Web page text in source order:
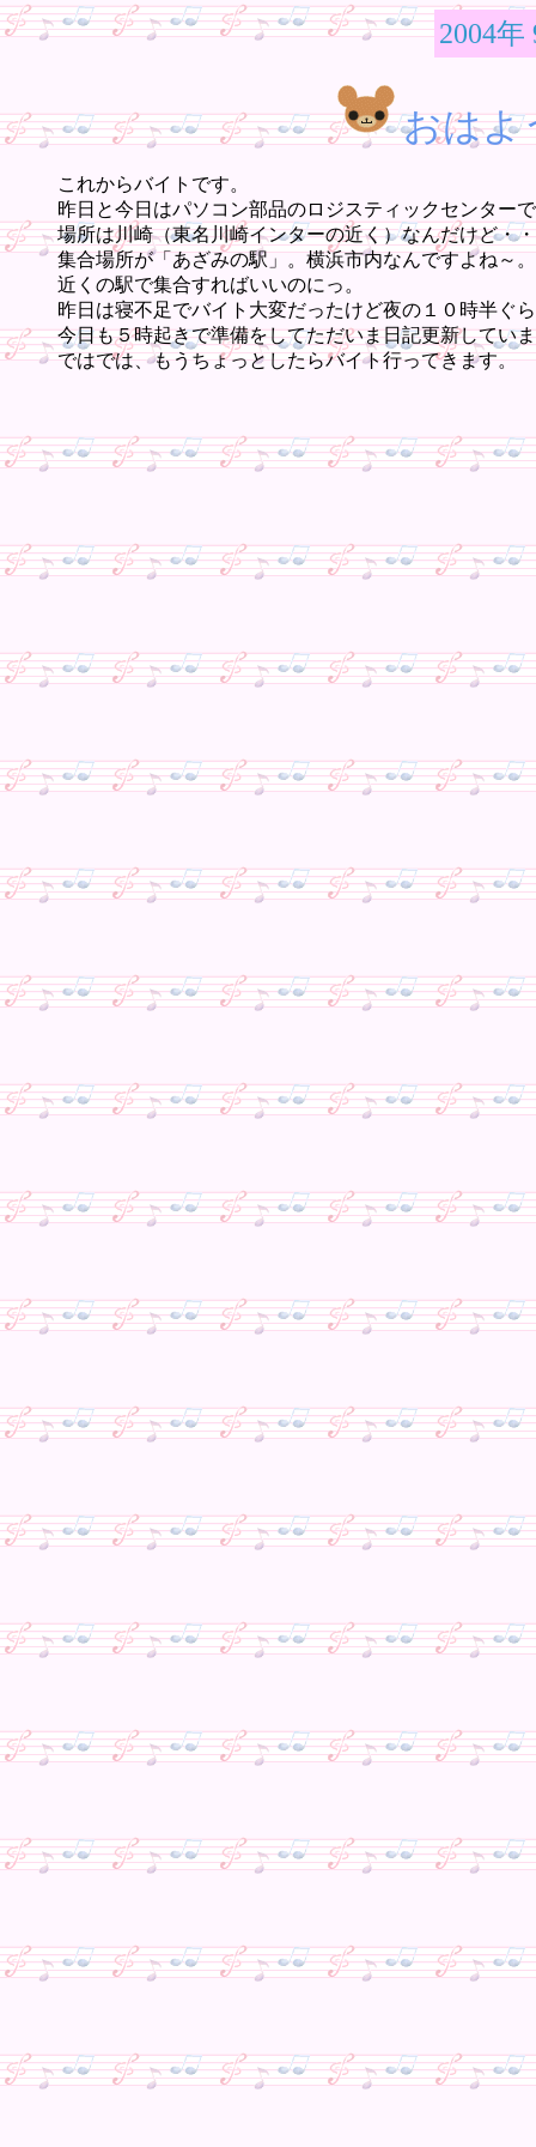
2004年
おは
これからバイトです。
昨日と今日はパソコン部品のロジスティックセンター
場所は川崎（東名川崎インターの近く）なんだけど・
集合場所が「あざみの駅」。横浜市内なんですよね～。
近くの駅で集合すればいいのにっ。
昨日は寝不足でバイト大変だったけど夜の１０時半ぐ
今日も５時起きで準備をしてただいま日記更新してい
ではでは、もうちょっとしたらバイト行ってきます。